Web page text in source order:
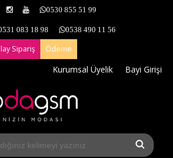
0530 855 51 99
083 18 98 0538 490 11 56
Sipariş Ödeme
Kurumsal Üyelik Bayi Girişi